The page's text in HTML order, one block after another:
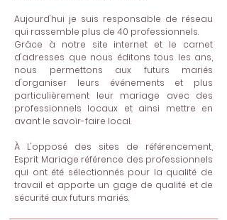
Aujourd'hui je suis responsable de réseau
qui rassemble plus de 40 professionnels.
Grâce à notre site internet et le carnet
d'adresses que nous éditons tous les ans,
nous permettons aux futurs mariés
d'organiser leurs événements et plus
particulièrement leur mariage avec des
professionnels locaux et ainsi mettre en
avant le savoir-faire local.
À L'opposé des sites de référencement,
Esprit Mariage référence des professionnels
qui ont été sélectionnés pour la qualité de
travail et apporte un gage de qualité et de
sécurité aux futurs mariés.